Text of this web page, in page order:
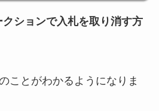
ションで入札を取り消す方
ことがわかるようになりま